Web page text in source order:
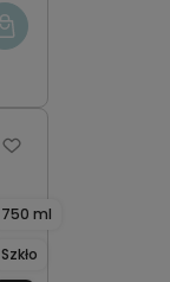
750 ml
Szkło